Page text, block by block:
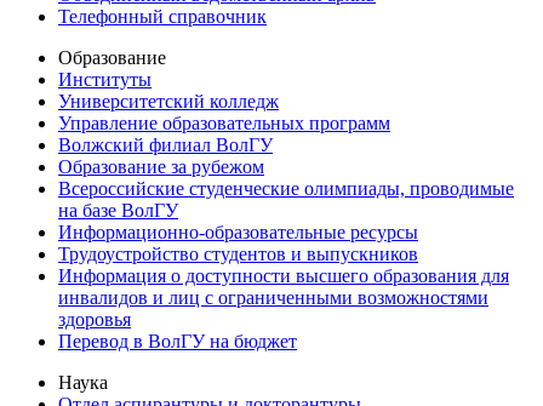
Телефонный справочник
Образование
Институты
Университетский колледж
Управление образовательных программ
Волжский филиал ВолГУ
Образование за рубежом
Всероссийские студенческие олимпиады, проводимые
на базе ВолГУ
Информационно-образовательные ресурсы
Трудоустройство студентов и выпускников
Информация о доступности высшего образования для
инвалидов и лиц с ограниченными возможностями
здоровья
Перевод в ВолГУ на бюджет
Наука